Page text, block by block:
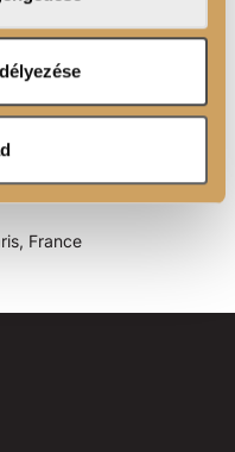
más olyan
számukra vagy az
gyűjtöttek.
ban letelepedett felelős
France